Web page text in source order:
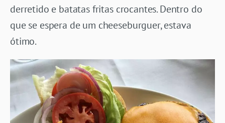
derretido e batatas fritas crocantes. Dentro do
que se espera de um cheeseburguer, estava
ótimo.